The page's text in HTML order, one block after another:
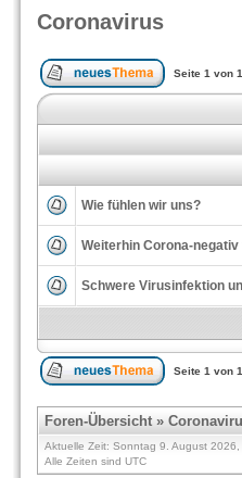
Coronavirus
Seite 1 von 1
Wie fühlen wir uns?
Weiterhin Corona-
Schwere Virusinfektion
Seite 1 von 1
Foren-Übersicht»
Aktuelle Zeit: Sonntag 9. August 2026,
Alle Zeiten sind UTC